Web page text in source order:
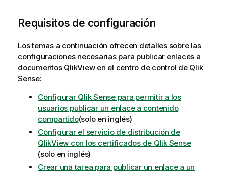
Requisitos de configuración
Los temas a continuación ofrecen detalles sobre las
configuraciones necesarias para publicar enlaces a
documentos QlikViewen el centro de control de Qlik
Sense:
Configurar Qlik Sense para permitir a los
usuarios publicar un enlace a contenido
compartido(solo en inglés)
Configurar el servicio de distribución de
QlikView con los certificados de Qlik Sense
(solo en inglés)
Crear una tarea para publicar un enlace a un